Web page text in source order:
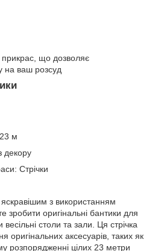
прикрас, що дозволяє
на ваш розсуд
м
декору
Стрічки
з використанням
зробити оригінальні бантики для
столи та зали. Ця стрічка
оригінальних аксесуарів, таких як
розпорядженні цілих 23 метри